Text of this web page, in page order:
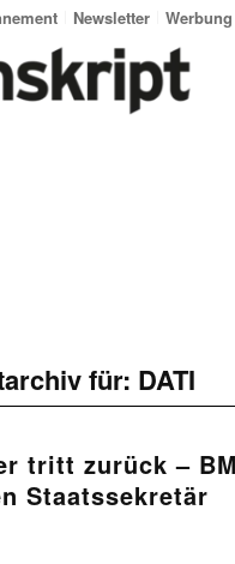
Newsletter Werbung
für: DATI
tritt zurück –
Staatssekretär